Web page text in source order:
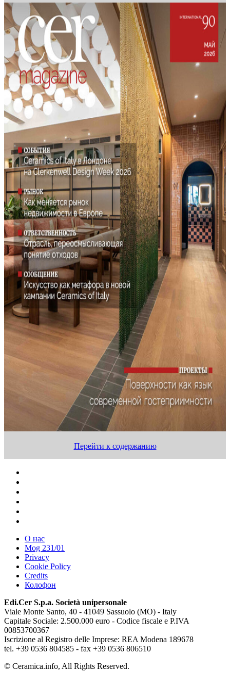
Перейти к содержанию
О нас
Mog 231/01
Privacy
Cookie Policy
Credits
Колофон
Edi.Cer S.p.a. Società unipersonale
Viale Monte Santo, 40 - 41049 Sassuolo (MO) - Italy
Capitale Sociale: 2.500.000 euro - Codice fiscale e P.IVA
00853700367
Iscrizione al Registro delle Imprese: REA Modena 189678
tel. +39 0536 804585 - fax +39 0536 806510
© Ceramica.info, All Rights Reserved.